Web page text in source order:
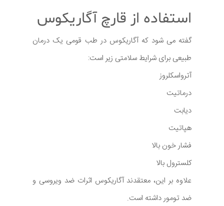
استفاده از قارچ آگاریکوس
گفته می شود که آگاریکوس در طب قومی یک درمان
طبیعی برای شرایط سلامتی زیر است:
آترواسکلروز
درماتیت
دیابت
هپاتیت
فشار خون بالا
کلسترول بالا
علاوه بر این، معتقدند آگاریکوس اثرات ضد ویروسی و
ضد تومور داشته است.